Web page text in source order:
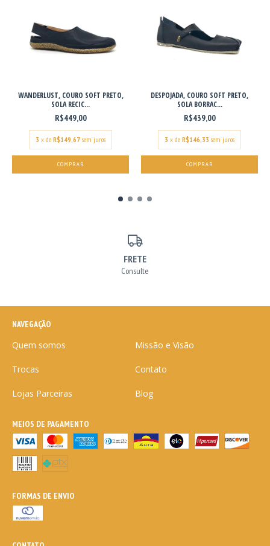
WANDERLUST, COURO SOFT PRETO,
SOLA RECIC...
R$449,00
3 x de R$149,67 sem juros
COMPRAR
DESPOJADA, COURO SOFT PRETO,
SOLA BORRAC...
R$439,00
3 x de R$146,33 sem juros
COMPRAR
FRETE
Consulte
NAVEGAÇÃO
Quem somos Missão e Visão
Trocas Contato
Lojas Parceiras Blog
MEIOS DE PAGAMENTO
FORMAS DE ENVIO